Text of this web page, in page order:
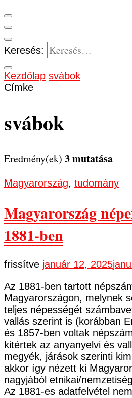
Keresés:
Kezdőlap svábok
Címke
svábok
Eredmény(ek) 3 mutatása
Magyarország, tudomány
Magyarország
1881-ben
frissítve január 12, 2025
Az 1881-ben tartott
Magyarországon, melynek
teljes népességét
vallás szerint is (korábban
és 1857-ben voltak
kitértek az anyanyelvi és
megyék, járások szerinti
akkor így nézett ki
nagyjából etnikai/
Az 1881-es adatfelvétel